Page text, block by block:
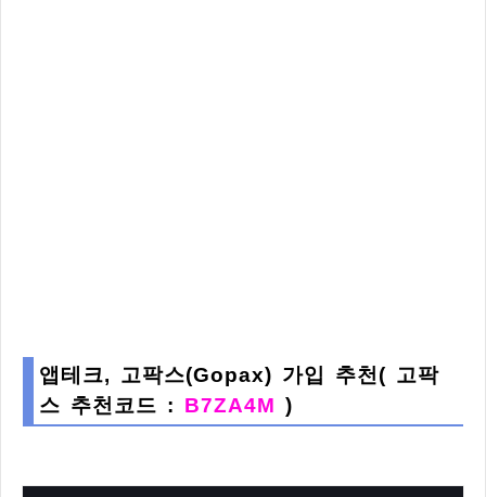
앱테크, 고팍스(Gopax) 가입 추천( 고팍
스 추천코드 : B7ZA4M )